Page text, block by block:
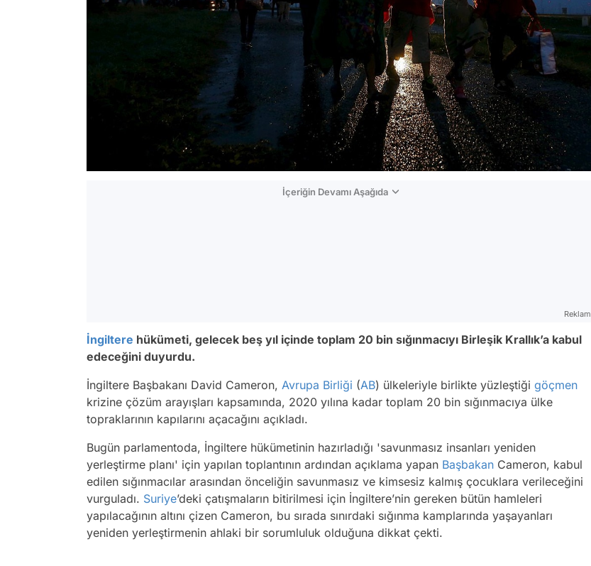
İçeriğin Devamı Aşağıda
Reklam
İngiltere hükümeti, gelecek beş yıl içinde toplam 20 bin sığınmacıyı Birleşik Krallık’a kabul
edeceğini duyurdu.
İngiltere Başbakanı David Cameron, Avrupa Birliği (AB) ülkeleriyle birlikte yüzleştiği göçmen
krizine çözüm arayışları kapsamında, 2020 yılına kadar toplam 20 bin sığınmacıya ülke
topraklarının kapılarını açacağını açıkladı.
Bugün parlamentoda, İngiltere hükümetinin hazırladığı 'savunmasız insanları yeniden
yerleştirme planı' için yapılan toplantının ardından açıklama yapan Başbakan Cameron, kabul
edilen sığınmacılar arasından önceliğin savunmasız ve kimsesiz kalmış çocuklara verileceğini
vurguladı. Suriye’deki çatışmaların bitirilmesi için İngiltere’nin gereken bütün hamleleri
yapılacağının altını çizen Cameron, bu sırada sınırdaki sığınma kamplarında yaşayanları
yeniden yerleştirmenin ahlaki bir sorumluluk olduğuna dikkat çekti.